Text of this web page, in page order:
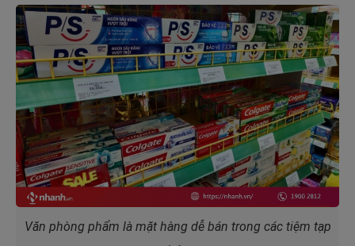
Văn phòng phẩm là mặt hàng dễ bán trong các tiệm tạp